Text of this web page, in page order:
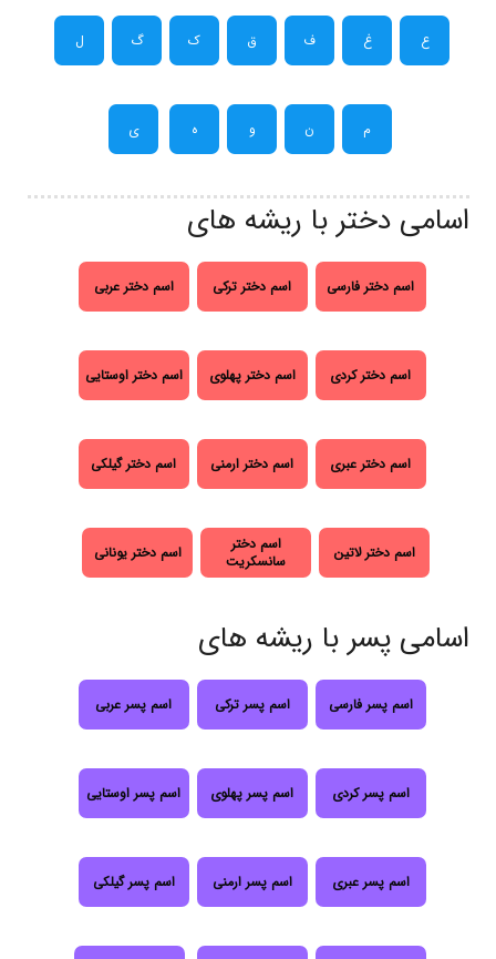
ع غ ف ق ک گ ل
م ن و ه ی
اسامی دختر با ریشه های
اسم دختر فارسی اسم دختر ترکی اسم دختر عربی
اسم دختر کردی اسم دختر پهلوی اسم دختر اوستایی
اسم دختر عبری اسم دختر ارمنی اسم دختر گیلکی
اسم دختر لاتین
اسم دختر
سانسکریت
اسم دختر یونانی
اسامی پسر با ریشه های
اسم پسر فارسی اسم پسر ترکی اسم پسر عربی
اسم پسر کردی اسم پسر پهلوی اسم پسر اوستایی
اسم پسر عبری اسم پسر ارمنی اسم پسر گیلکی